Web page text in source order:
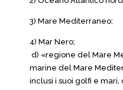
3) Mare Mediterraneo;
4) Mar Nero;
d) «regione del Mare
marine del Mare
inclusi i suoi golfi e